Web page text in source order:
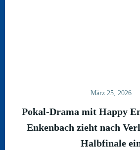
März 25, 2026
Pokal-Drama mit Happy
Enkenbach zieht nach
Halbfinale